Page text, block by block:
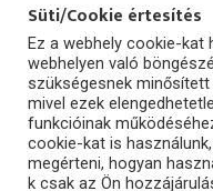
Süti/Cookie értesítés
Ez a webhely cookie-kat
webhelyen való
szükségesnek
mivel ezek
funkcióinak
cookie-kat is
megérteni, hogyan
k csak az Ön